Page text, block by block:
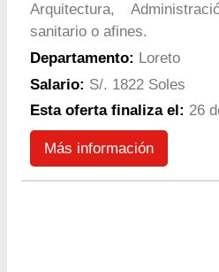
Arquitectura,
sanitario o afines.
Departamento: Loreto
Salario: S/. 1822 Soles
Esta oferta finaliza el: 26
Más información